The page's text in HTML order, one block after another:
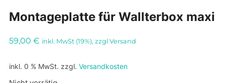
Montageplatte für Wallterbox maxi
59,00 € inkl. MwSt (19%), zzgl Versand
inkl. 0 % MwSt. zzgl. Versandkosten